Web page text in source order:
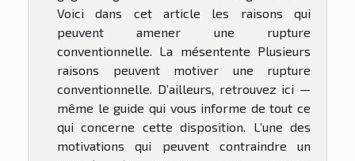
Voici dans cet article les raisons qui
peuvent amener une rupture
conventionnelle. La mésentente Plusieurs
raisons peuvent motiver une rupture
conventionnelle. D’ailleurs, retrouvez ici —
même le guide qui vous informe de tout ce
qui concerne cette disposition. L’une des
motivations qui peuvent contraindre un